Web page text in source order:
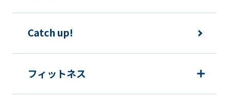
む）等、新商品・サービスの立案・開
発・実施のため
新商品・サービスやイベント情報を含
Catch up!
フィットネス